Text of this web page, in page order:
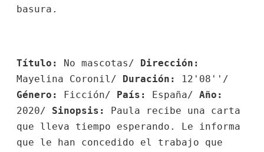
basura.
Título: No mascotas/
Dirección:
Mayelina Coronil/
Duración:
12'08''/
Género:
Ficción/ País: España/Año:
2020/ Sinopsis:
Paula recibe una carta
que lleva tiempo esperando. Le informa
que le han concedido el trabajo que